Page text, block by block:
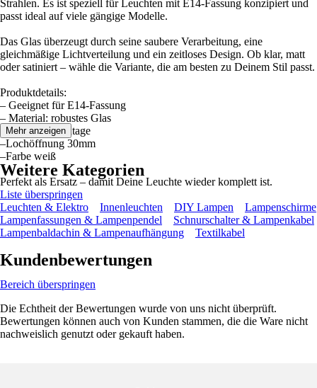
Strahlen. Es ist speziell für Leuchten mit E14-Fassung konzipiert und
passt ideal auf viele gängige Modelle.
Das Glas überzeugt durch seine saubere Verarbeitung, eine
gleichmäßige Lichtverteilung und ein zeitloses Design. Ob klar, matt
oder satiniert – wähle die Variante, die am besten zu Deinem Stil passt.
Produktdetails:
– Geeignet für E14-Fassung
– Material: robustes Glas
– Einfache Montage
–Lochöffnung 30mm
–Farbe weiß
Perfekt als Ersatz – damit Deine Leuchte wieder komplett ist.
Mehr anzeigen
Weitere Kategorien
Liste überspringen
Leuchten & Elektro
Innenleuchten DIY Lampen
Lampenschirme
Lampenfassungen & Lampenpendel
Schnurschalter & Lampenkabel
Lampenbaldachin & Lampenaufhängung
Textilkabel
Kundenbewertungen
Bereich überspringen
Die Echtheit der Bewertungen wurde von uns nicht überprüft.
Bewertungen können auch von Kunden stammen, die die Ware nicht
nachweislich genutzt oder gekauft haben.